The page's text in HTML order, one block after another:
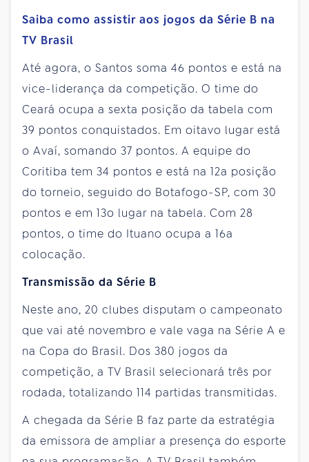
Saiba como assistir aos jogos da Série B na
TV Brasil
Até agora, o Santos soma 46 pontos e está na
vice-liderança da competição. O time do
Ceará ocupa a sexta posição da tabela com
39 pontos conquistados. Em oitavo lugar está
o Avaí, somando 37 pontos. A equipe do
Coritiba tem 34 pontos e está na 12a posição
do torneio, seguido do Botafogo-SP, com 30
pontos e em 13o lugar na tabela. Com 28
pontos, o time do Ituano ocupa a 16a
colocação.
Transmissão da Série B
Neste ano, 20 clubes disputam o campeonato
que vai até novembro e vale vaga na Série A e
na Copa do Brasil. Dos 380 jogos da
competição, a TV Brasil selecionará três por
rodada, totalizando 114 partidas transmitidas.
A chegada da Série B faz parte da estratégia
da emissora de ampliar a presença do esporte